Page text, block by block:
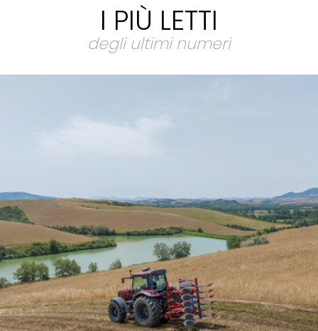
I PIÙ LETTI
degli ultimi numeri